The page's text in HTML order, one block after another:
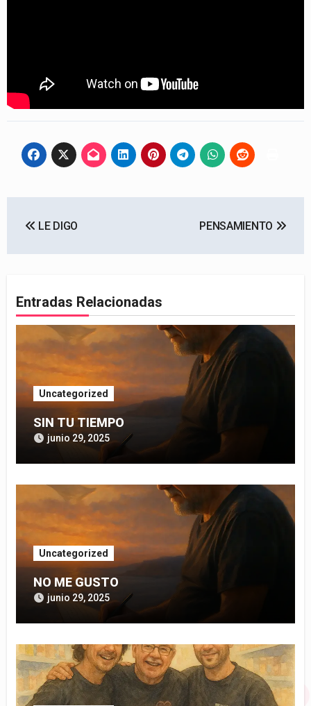
LE DIGO PENSAMIENTO
Entradas Relacionadas
Uncategorized
SIN TU TIEMPO
junio 29, 2025
Uncategorized
NO ME GUSTO
junio 29, 2025